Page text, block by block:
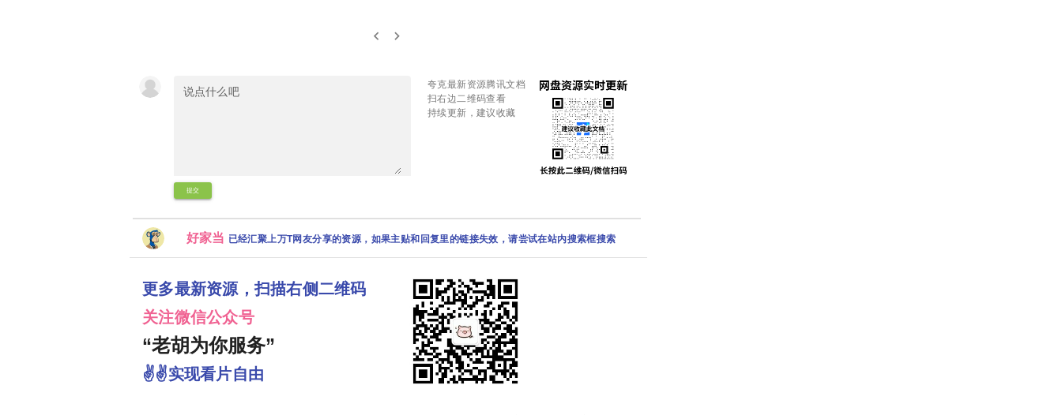
keyboard_arrow_left keyboard_arrow_right
提交
夸克最新资源腾讯文档
扫右边二维码查看
持续更新，建议收藏
好家当 已经汇聚上万T网友分享的资源，如果主贴和回复里的链接失效，请尝试在站内搜索框搜索
更多最新资源，扫描右侧二维码
关注微信公众号
“老胡为你服务”
✌✌实现看片自由